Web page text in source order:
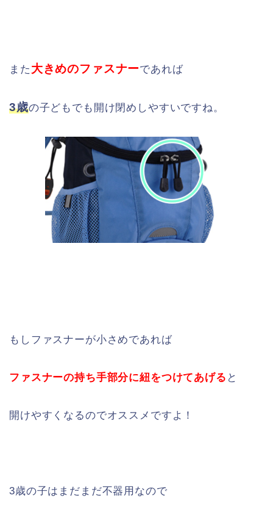
また 大きめのファスナーであれば
3歳の子どもでも開け閉めしやすいですね。
もしファスナーが小さめであれば
ファスナーの持ち手部分に紐をつけてあげる と
開けやすくなるのでオススメですよ！
3歳の子はまだまだ不器用なので